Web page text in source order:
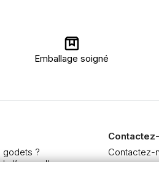
Emballage soigné
godets ?
l’aquarelle
Contactez-